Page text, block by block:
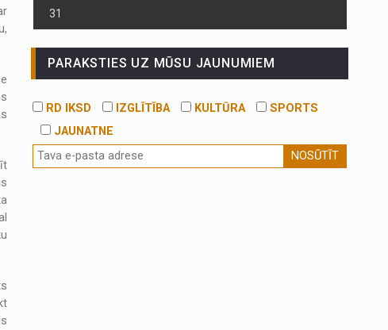
31
PARAKSTIES UZ MŪSU JAUNUMIEM
RD IKSD IZGLĪTĪBA KULTŪRA
SPORTS
JAUNATNE
NOSŪTĪT